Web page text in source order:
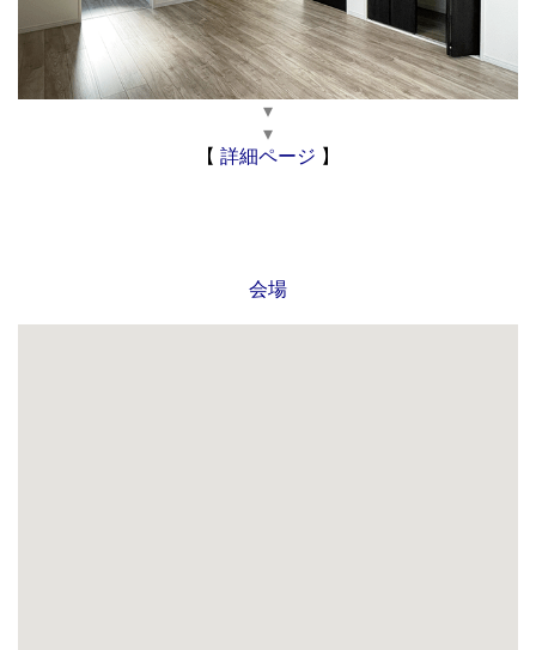
▾
▾
【 詳細ページ 】
会場